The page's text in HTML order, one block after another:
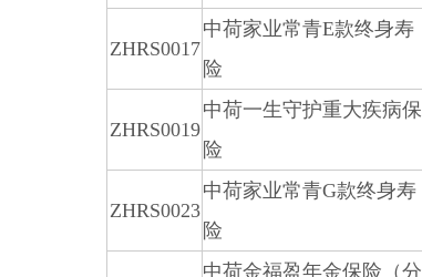
ZHRS0017
中荷家业常青E款终身寿
险
ZHRS0019
中荷一生守护重大疾病保
险
ZHRS0023
中荷家业常青G款终身寿
险
中荷金福盈年金保险（分